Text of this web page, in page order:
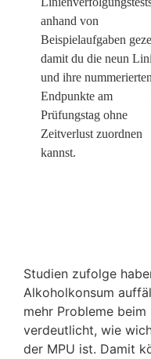
anhand von
Beispielaufgaben
damit du die neun
und ihre
Endpunkte am
Prüfungstag ohne
Zeitverlust zuordnen
kannst.
Studien zufolge
Alkoholkonsum
mehr Probleme
verdeutlicht, wie
der MPU ist. Damit